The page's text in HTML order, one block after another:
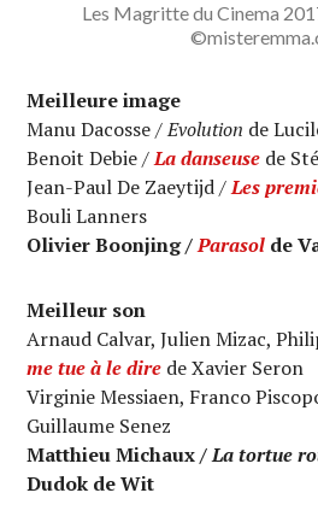
Les Magritte du Cinema
Meilleure image
Manu Dacosse /Evolution de
Benoit Debie /La danseuse de
Jean-Paul De Zaeytijd /Les
Bouli Lanners
Olivier Boonjing / Parasol de
Meilleur son
Arnaud Calvar, Julien Mizac,
me tue à le dire de Xavier Seron
Virginie Messiaen, Franco
Guillaume Senez
Matthieu Michaux /La tortue
Dudok de Wit